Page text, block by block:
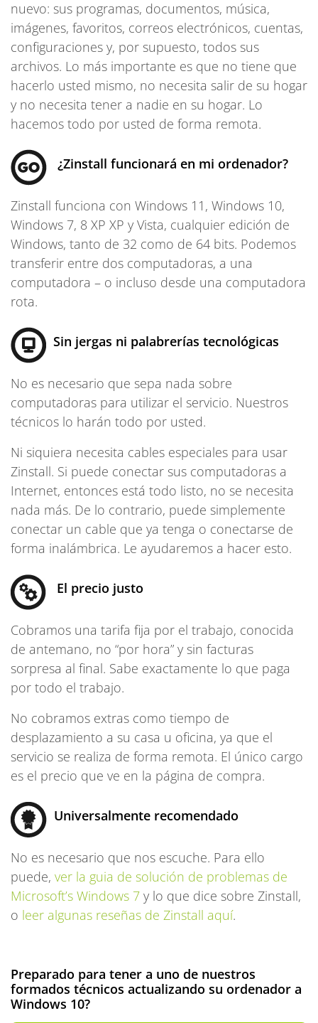
nuevo: sus programas, documentos, música,
imágenes, favoritos, correos electrónicos, cuentas,
configuraciones y, por supuesto, todos sus
archivos. Lo más importante es que no tiene que
hacerlo usted mismo, no necesita salir de su hogar
y no necesita tener a nadie en su hogar. Lo
hacemos todo por usted de forma remota.
¿Zinstall funcionará en mi ordenador?
Zinstall funciona con Windows 11, Windows 10,
Windows 7, 8 XP XP y Vista, cualquier edición de
Windows, tanto de 32 como de 64 bits. Podemos
transferir entre dos computadoras, a una
computadora – o incluso desde una computadora
rota.
Sin jergas ni palabrerías tecnológicas
No es necesario que sepa nada sobre
computadoras para utilizar el servicio. Nuestros
técnicos lo harán todo por usted.
Ni siquiera necesita cables especiales para usar
Zinstall. Si puede conectar sus computadoras a
Internet, entonces está todo listo, no se necesita
nada más. De lo contrario, puede simplemente
conectar un cable que ya tenga o conectarse de
forma inalámbrica. Le ayudaremos a hacer esto.
El precio justo
Cobramos una tarifa fija por el trabajo, conocida
de antemano, no “por hora” y sin facturas
sorpresa al final. Sabe exactamente lo que paga
por todo el trabajo.
No cobramos extras como tiempo de
desplazamiento a su casa u oficina, ya que el
servicio se realiza de forma remota. El único cargo
es el precio que ve en la página de compra.
Universalmente recomendado
No es necesario que nos escuche. Para ello
puede, ver la guia de solución de problemas de
Microsoft’s Windows 7 y lo que dice sobre Zinstall,
o leer algunas reseñas de Zinstall aquí.
Preparado para tener a uno de nuestros
formados técnicos actualizando su ordenador a
Windows 10?